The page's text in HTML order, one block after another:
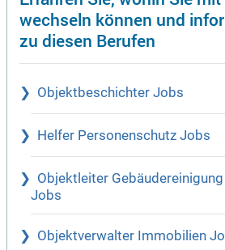
wechseln können und
zu diesen Berufen
Objektbeschichter Jobs
Helfer Personenschutz Jobs
Objektleiter Gebäudereinigung
Jobs
Objektverwalter Immobilien